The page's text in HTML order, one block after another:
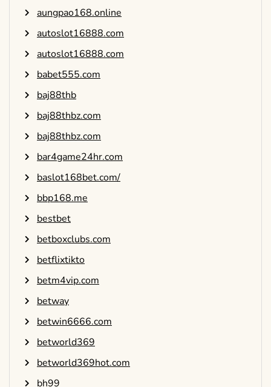
aungpao168.online
autoslot16888.com
autoslot16888.com
babet555.com
baj88thb
baj88thbz.com
baj88thbz.com
bar4game24hr.com
baslot168bet.com/
bbp168.me
bestbet
betboxclubs.com
betflixtikto
betm4vip.com
betway
betwin6666.com
betworld369
betworld369hot.com
bh99